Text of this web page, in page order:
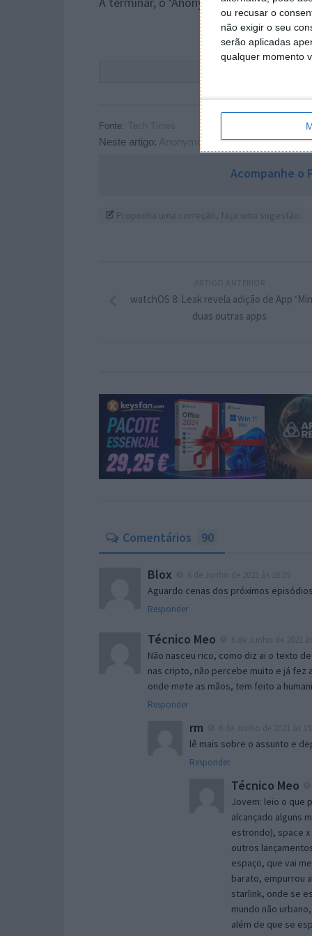
ou recusar o
não exigir o seu
serão aplicadas
qualquer momento
Fonte:
Neste artigo: Anonymous bitcoin,criptomoeda
Acompanhe o
watchOS 8: Leak revela adição de App
duas outras apps
Comentários 90
Blox
Aguardo cenas dos próximos
Responder
Técnico Meo
Não nasceu rico, como diz ai o texto
nas cripto, não percebe muito e já fez
onde mete as mãos, tem feito a
Responder
rm
lê mais sobre o assunto e
Responder
Técnico Meo
Jovem: leio o que
alcançado alguns
estrondo), space
outros
espaço, que vai
barato, empurrou
starlink, onde se
mundo não
além de que se